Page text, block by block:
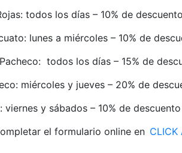
todos los días – 10% de
lunes a miércoles – 10% de
todos los días – 15% de
miércoles y jueves – 20% de
y sábados – 10% de
el formulario online en CLICK